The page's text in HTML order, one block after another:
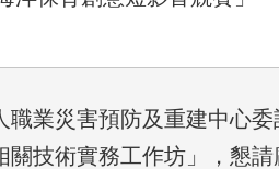
職業災害預防及重建中心
技術實務工作坊」，懇請